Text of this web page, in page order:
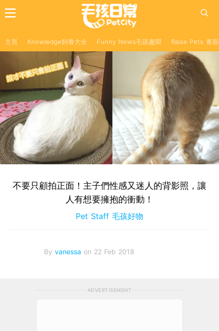
主頁 Knowledge飼養大全 Funny News毛孩趣聞 Raise Pets 養
不要只顧拍正面！主子們性感又迷人的背影照，讓
人有想要擁抱的衝動！
Pet Staff 毛孩好物
By vanessa on 22 Feb 2018
ADVERTISEMENT